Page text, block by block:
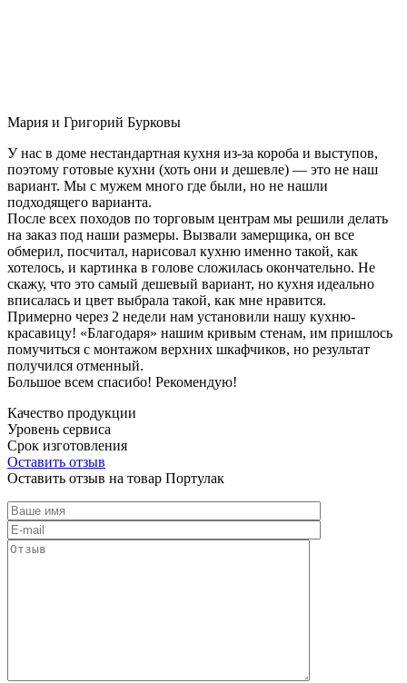
Мария и Григорий Бурковы
У нас в доме нестандартная кухня из-за короба и выступов,
поэтому готовые кухни (хоть они и дешевле) — это не наш
вариант. Мы с мужем много где были, но не нашли
подходящего варианта.
После всех походов по торговым центрам мы решили делать
на заказ под наши размеры. Вызвали замерщика, он все
обмерил, посчитал, нарисовал кухню именно такой, как
хотелось, и картинка в голове сложилась окончательно. Не
скажу, что это самый дешевый вариант, но кухня идеально
вписалась и цвет выбрала такой, как мне нравится.
Примерно через 2 недели нам установили нашу кухню-
красавицу! «Благодаря» нашим кривым стенам, им пришлось
помучиться с монтажом верхних шкафчиков, но результат
получился отменный.
Большое всем спасибо! Рекомендую!
Качество продукции
Уровень сервиса
Срок изготовления
Оставить отзыв
Оставить отзыв на товар Портулак